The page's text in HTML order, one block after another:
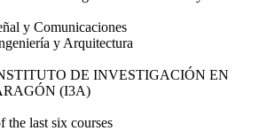
y Comunicaciones
y Arquitectura
DE INVESTIGACIÓN EN
(I3A)
last six courses